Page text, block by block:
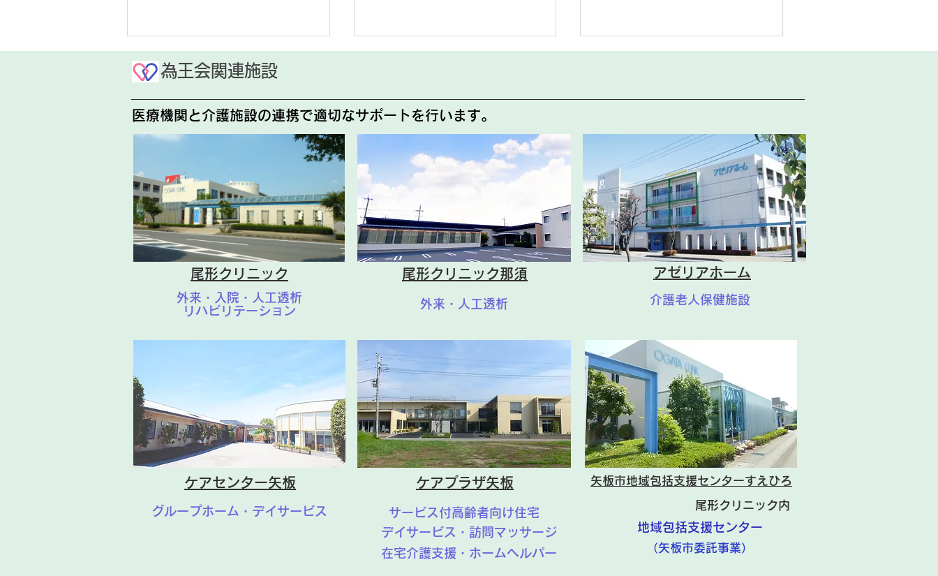
お盆休みのお知らせ
今年度のお盆休みは下記の通りで
す。 8月14日(金)、8月15日
診療はお休みとなりますので、ご
不便おかけいたしますが、よろし
くお願いいたします。
尾形クリニック那須 外来よりお
知らせです。 8月12日(水)は院
担当医が変更となります。 8月
12日(水) 終日 太田 雄飛 医
師 急なお知らせとなりますが、
ご理解の程よろしくお願いいたし
ます。
下記日程で設備点検及び工事を行
7月30日(木) 15：00～
ご迷惑をおかけいたしますが、よ
ろしくお願いいたします。
為王会関連施設
医療機関と介護施設の連携で適切なサポートを行います。
尾形クリニック
外来・入院・人工透析
リハビリテーション
尾形クリニック那須
外来・人工透析
アゼリアホーム
介護老人保健施設
ケアセンター矢板
グループホーム・デイサービス
ケアプラザ矢板
サービス付高齢者向け住宅
デイサービス・訪問マッサージ
在宅介護支援・ホームヘルパー
矢板市地域包括支援センターすえひろ
尾形クリニック内
地域包括支援センター
​（矢板市委託事業）